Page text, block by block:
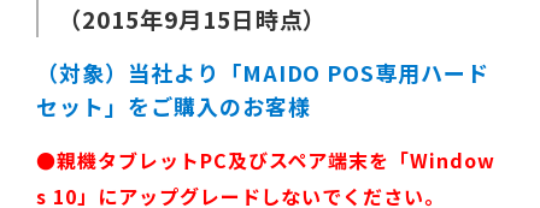
（2015年9月15日時点）
（対象）当社より「MAIDO POS専用ハード
セット」をご購入のお客様
●親機タブレットPC及びスペア端末を「Window
s 10」にアップグレードしないでください。